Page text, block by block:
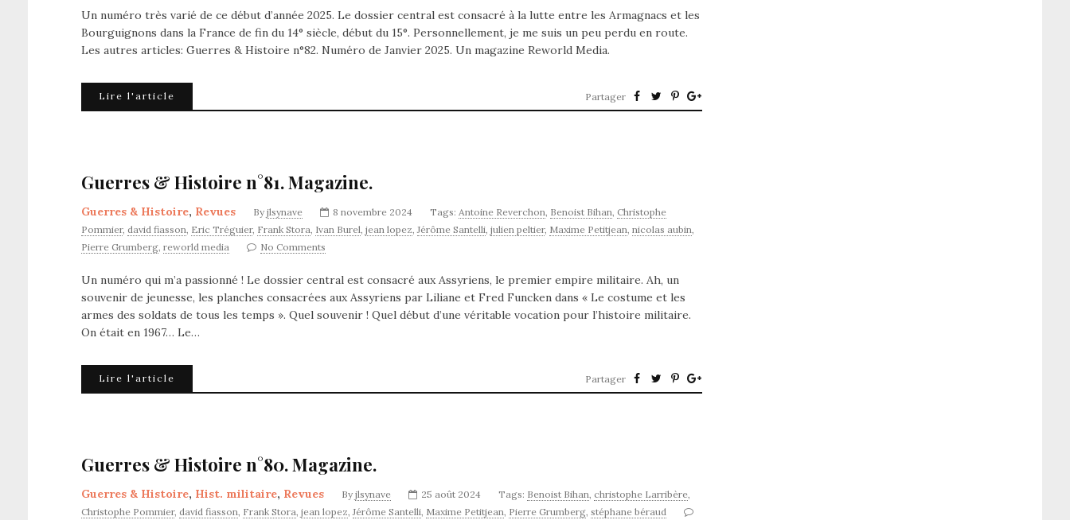
Un numéro très varié de ce début d’année 2025. Le dossier central est consacré à la lutte entre les Armagnacs et les
Bourguignons dans la France de fin du 14° siècle, début du 15°. Personnellement, je me suis un peu perdu en route.
Les autres articles: Guerres & Histoire n°82. Numéro de Janvier 2025. Un magazine Reworld Media.
Lire l'article Partager
Guerres & Histoire n°81. Magazine.
Guerres & Histoire, Revues By jlsynave 8 novembre 2024 Tags: Antoine Reverchon, Benoist Bihan, Christophe
Pommier, david fiasson, Eric Tréguier, Frank Stora, Ivan Burel, jean lopez,Jérôme Santelli, julien peltier, Maxime Petitjean, nicolas aubin,
Pierre Grumberg, reworld media No Comments
Un numéro qui m’a passionné ! Le dossier central est consacré aux Assyriens, le premier empire militaire. Ah, un
souvenir de jeunesse, les planches consacrées aux Assyriens par Liliane et Fred Funcken dans « Le costume et les
armes des soldats de tous les temps ». Quel souvenir ! Quel début d’une véritable vocation pour l’histoire militaire.
On était en 1967… Le…
Lire l'article Partager
Guerres & Histoire n°80. Magazine.
Guerres & Histoire, Hist. militaire, Revues By jlsynave 25 août 2024 Tags: Benoist Bihan, christophe Larribère,
Christophe Pommier, david fiasson, Frank Stora, jean lopez,Jérôme Santelli, Maxime Petitjean, Pierre Grumberg, stéphane béraud